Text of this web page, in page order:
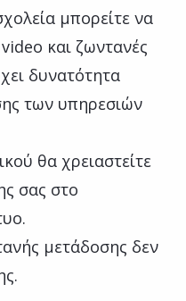
μπορείτε να
και ζωντανές
δυνατότητα
των υπηρεσιών
θα χρειαστείτε
σας στο
μετάδοσης δεν